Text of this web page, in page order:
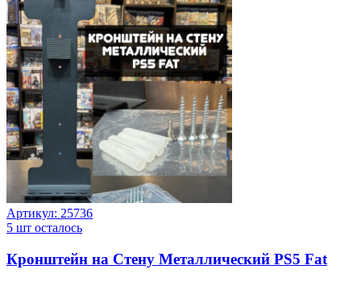
Артикул: 25736
5 шт осталось
Кронштейн на Стену Металлический PS5 Fat